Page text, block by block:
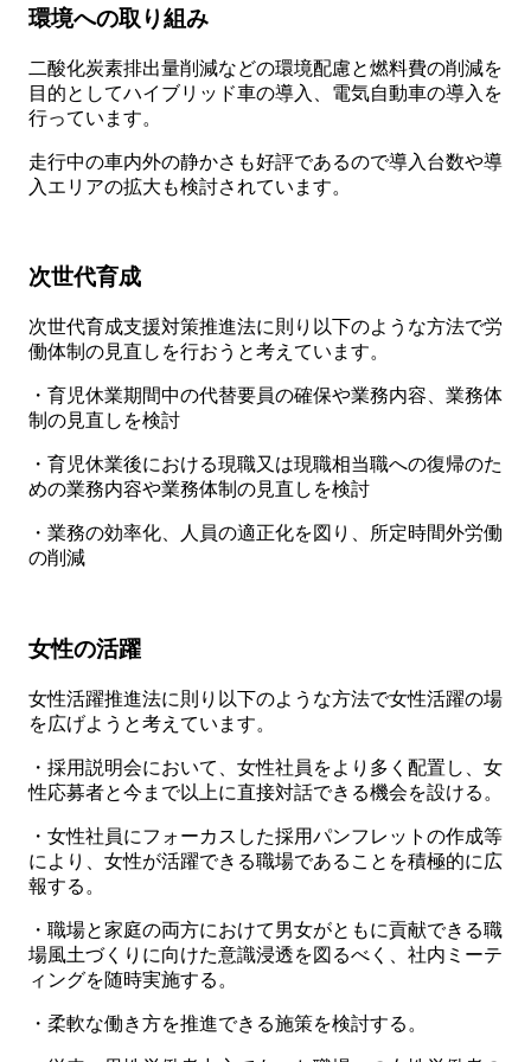
環境への取り組み
二酸化炭素排出量削減などの環境配慮と燃料費の削減を
目的としてハイブリッド車の導入、電気自動車の導入を
行っています。
走行中の車内外の静かさも好評であるので導入台数や導
入エリアの拡大も検討されています。
次世代育成
次世代育成支援対策推進法に則り以下のような方法で労
働体制の見直しを行おうと考えています。
・育児休業期間中の代替要員の確保や業務内容、業務体
制の見直しを検討
・育児休業後における現職又は現職相当職への復帰のた
めの業務内容や業務体制の見直しを検討
・業務の効率化、人員の適正化を図り、所定時間外労働
の削減
女性の活躍
女性活躍推進法に則り以下のような方法で女性活躍の場
を広げようと考えています。
・採用説明会において、女性社員をより多く配置し、女
性応募者と今まで以上に直接対話できる機会を設ける。
・女性社員にフォーカスした採用パンフレットの作成等
により、女性が活躍できる職場であることを積極的に広
報する。
・職場と家庭の両方におけて男女がともに貢献できる職
場風土づくりに向けた意識浸透を図るべく、社内ミーテ
ィングを随時実施する。
・柔軟な働き方を推進できる施策を検討する。